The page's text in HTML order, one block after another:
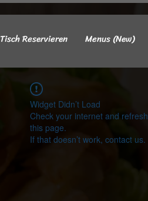
Tisch Reservieren Menus (New)
Widget Didn’t Load
Check your internet and refresh
this page.
If that doesn’t work, contact us.